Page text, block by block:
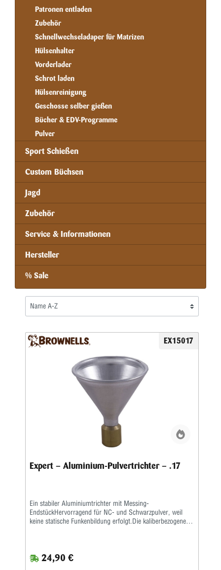
Patronen entladen
Zubehör
Schnellwechseladaper für Matrizen
Hülsenhalter
Vorderlader
Schrot laden
Hülsenreinigung
Geschosse selber gießen
Bücher & EDV-Programme
Pulver
Sport Schießen
Custom Büchsen
Jagd
Zubehör
Service & Informationen
Hersteller
% Sale
EX15017
Expert – Aluminium-Pulvertrichter – .17
Ein stabiler Aluminiumtrichter mit Messing-
EndstückHervorragend für NC- und Schwarzpulver, weil
keine statische Funkenbildung erfolgt.Die kaliberbezogenen
24,90 €